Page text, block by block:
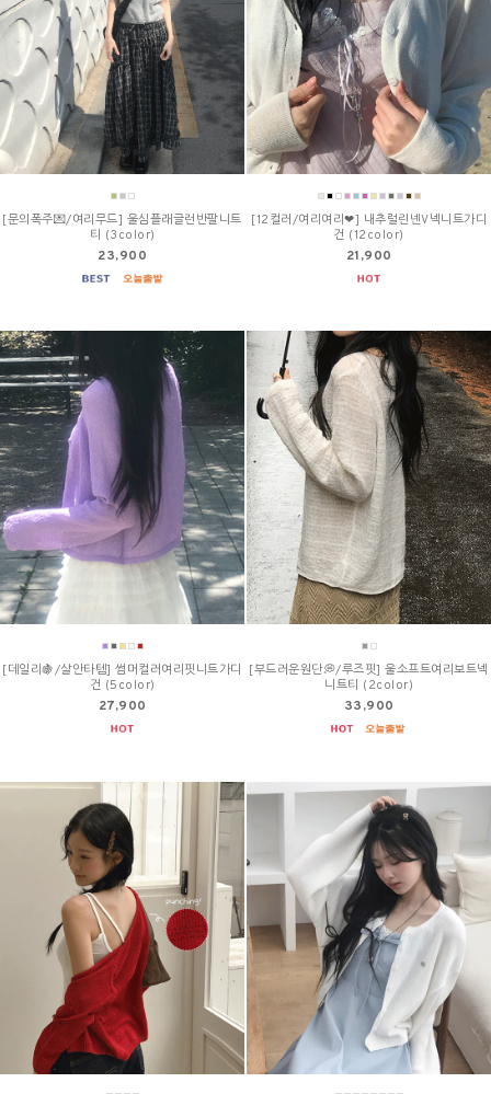
[문의폭주💌/여리무드] 울심플래글런반팔니트
티 (3color)
23,900
[12컬러/여리여리❤] 내추럴린넨V넥니트가디
건 (12color)
21,900
[데일리🍇/살안타템] 썸머컬러여리핏니트가디
건 (5color)
27,900
[부드러운원단💭/루즈핏] 울소프트여리보트넥
니트티 (2color)
33,900